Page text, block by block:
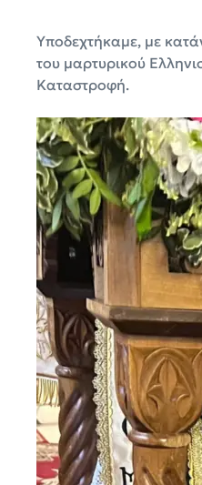
Υποδεχτήκαμε, με
του μαρτυρικού
Καταστροφή.